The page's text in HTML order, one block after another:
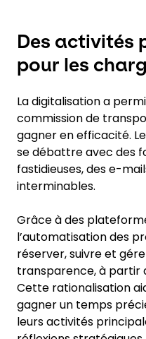
Des activités
pour les
La digitalisation a
commission de
gagner en efficacité.
se débattre avec des
fastidieuses, des e-
interminables.
Grâce à des
l’automatisation des
réserver, suivre et
transparence, à partir
Cette rationalisation
gagner un temps
leurs activités